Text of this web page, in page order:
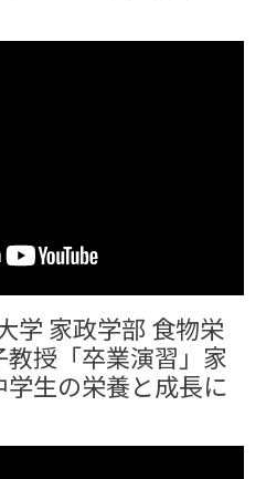
学 家政学部 食物栄
授「卒業演習」家
生の栄養と成長に